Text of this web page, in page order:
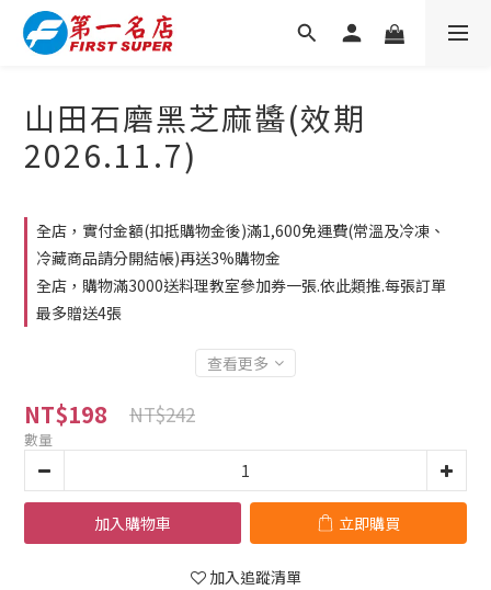
山田石磨黑芝麻醬(效期
2026.11.7)
全店，實付金額(扣抵購物金後)滿1,600免運費(常溫及冷凍、
冷藏商品請分開結帳)再送3%購物金
全店，購物滿3000送料理教室參加券一張.依此類推.每張訂單
最多贈送4張
查看更多
NT$198 NT$242
數量
加入購物車 立即購買
加入追蹤清單